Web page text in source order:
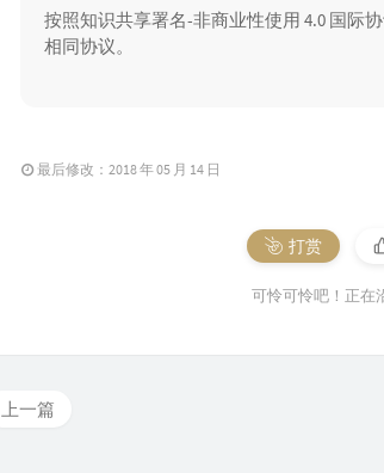
按照知识共享署名-非商业性使用 4.0 国际
相同协议。
最后修改：2018 年 05 月 14 日
打赏
可怜可怜吧！正在
上一篇